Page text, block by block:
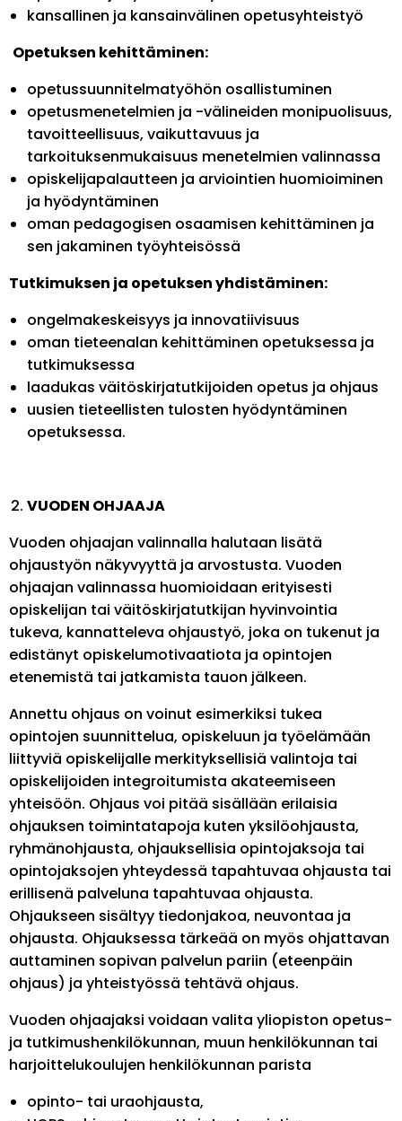
kansallinen ja kansainvälinen opetusyhteistyö
Opetuksen kehittäminen:
opetussuunnitelmatyöhön osallistuminen
opetusmenetelmien ja -välineiden monipuolisuus,
tavoitteellisuus, vaikuttavuus ja
tarkoituksenmukaisuus menetelmien valinnassa
opiskelijapalautteen ja arviointien huomioiminen
ja hyödyntäminen
oman pedagogisen osaamisen kehittäminen ja
sen jakaminen työyhteisössä
Tutkimuksen ja opetuksen yhdistäminen:
ongelmakeskeisyys ja innovatiivisuus
oman tieteenalan kehittäminen opetuksessa ja
tutkimuksessa
laadukas väitöskirjatutkijoiden opetus ja ohjaus
uusien tieteellisten tulosten hyödyntäminen
opetuksessa.
VUODEN OHJAAJA
Vuoden ohjaajan valinnalla halutaan lisätä
ohjaustyön näkyvyyttä ja arvostusta. Vuoden
ohjaajan valinnassa huomioidaan erityisesti
opiskelijan tai väitöskirjatutkijan hyvinvointia
tukeva, kannatteleva ohjaustyö, joka on tukenut ja
edistänyt opiskelumotivaatiota ja opintojen
etenemistä tai jatkamista tauon jälkeen.
Annettu ohjaus on voinut esimerkiksi tukea
opintojen suunnittelua, opiskeluun ja työelämään
liittyviä opiskelijalle merkityksellisiä valintoja tai
opiskelijoiden integroitumista akateemiseen
yhteisöön. Ohjaus voi pitää sisällään erilaisia
ohjauksen toimintatapoja kuten yksilöohjausta,
ryhmänohjausta, ohjauksellisia opintojaksoja tai
opintojaksojen yhteydessä tapahtuvaa ohjausta tai
erillisenä palveluna tapahtuvaa ohjausta.
Ohjaukseen sisältyy tiedonjakoa, neuvontaa ja
ohjausta. Ohjauksessa tärkeää on myös ohjattavan
auttaminen sopivan palvelun pariin (eteenpäin
ohjaus) ja yhteistyössä tehtävä ohjaus.
Vuoden ohjaajaksi voidaan valita yliopiston opetus-
ja tutkimushenkilökunnan, muun henkilökunnan tai
harjoittelukoulujen henkilökunnan parista
opinto- tai uraohjausta,